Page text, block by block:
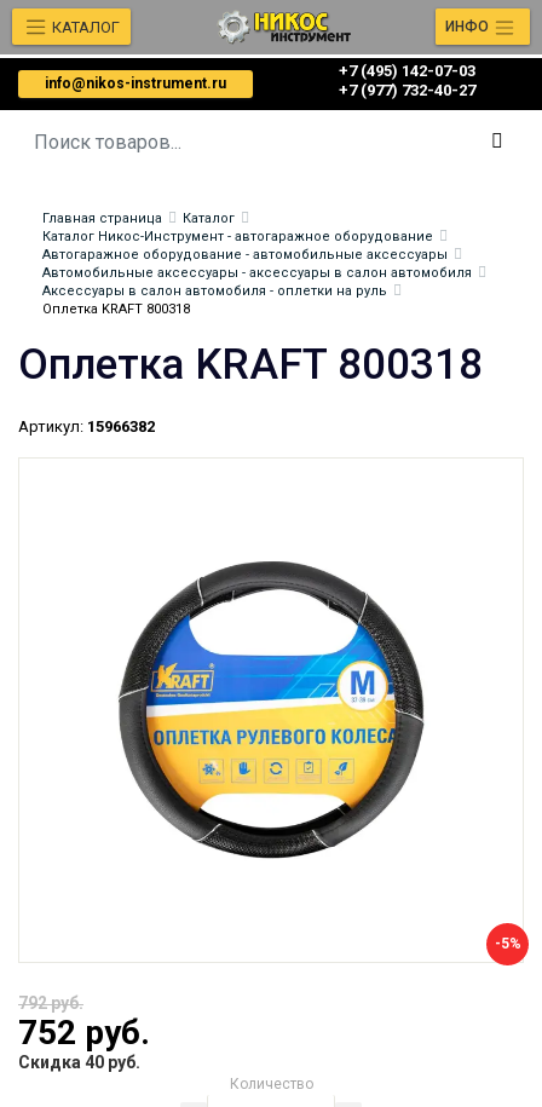
info@nikos-instrument.ru
+7 (495) 142-07-03
‎‎+7 (977) 732-40-27
КАТАЛОГ ИНФО
Главная страница
Каталог
Каталог Никос-Инструмент - автогаражное оборудование
Автогаражное оборудование - автомобильные аксессуары
Автомобильные аксессуары - аксессуары в салон автомобиля
Аксессуары в салон автомобиля - оплетки на руль
Оплетка KRAFT 800318
Оплетка KRAFT 800318
Артикул: 15966382
-5%
792 руб.
752 руб.
Скидка 40 руб.
Количество